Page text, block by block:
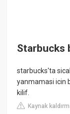
Starbucks
starbucks'ta
yanmamasi icin
kilif.
Kaynak